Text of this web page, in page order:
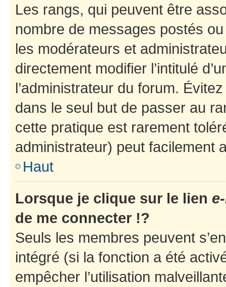
Les rangs, qui peuvent être
nombre de messages postés
les modérateurs et
directement modifier l’intitulé
l’administrateur du forum.
dans le seul but de passer au
cette pratique est rarement
administrateur) peut facilement
Haut
Lorsque je clique sur le lien
de me connecter !?
Seuls les membres peuvent
intégré (si la fonction a été
empêcher l’utilisation